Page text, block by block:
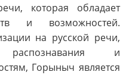
которая обладает
и возможностей.
на русской речи,
и
Горыныч является